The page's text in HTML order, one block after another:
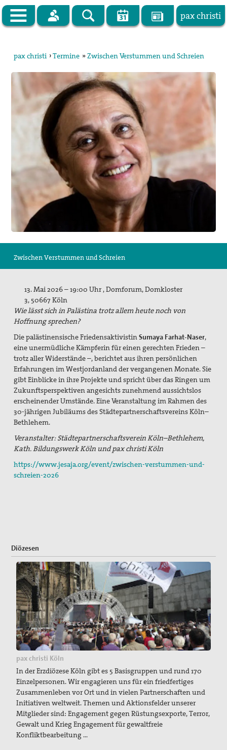
pax christi
Vor Ort
Themen
Kampagnen
Publikationen
Facebook
Kontakt
Impressum
pax christi ›Termine »Zwischen Verstummen und Schreien
Zwischen Verstummen und Schreien
13. Mai 2026 – 19:00 Uhr , Domforum, Domkloster
3, 50667 Köln
Wie lässt sich in Palästina trotz allem heute noch von
Hoffnung sprechen?
Die palästinensische FriedensaktivistinSumaya Farhat-Naser,
eine unermüdliche Kämpferin für einen gerechten Frieden –
trotz aller Widerstände –, berichtet aus ihren persönlichen
Erfahrungen im Westjordanland der vergangenen Monate. Sie
gibt Einblicke in ihre Projekte und spricht über das Ringen um
Zukunftsperspektiven angesichts zunehmend aussichtslos
erscheinender Umstände. Eine Veranstaltung im Rahmen des
30-jährigen Jubiläums des Städtepartnerschaftsvereins Köln–
Bethlehem.
Veranstalter: Städtepartnerschaftsverein Köln–Bethlehem,
Kath. Bildungswerk Köln und pax christi Köln
https://www.jesaja.org/event/zwischen-verstummen-und-
schreien-2026
Diözesen
pax christi Köln
In der Erzdiözese Köln gibt es 5 Basisgruppen und rund 170
Einzelpersonen. Wir engagieren uns für ein friedfertiges
Zusammenleben vor Ort und in vielen Partnerschaften und
Initiativen weltweit. Themen und Aktionsfelder unserer
Mitglieder sind: Engagement gegen Rüstungsexporte, Terror,
Gewalt und Krieg Engagement für gewaltfreie
Konfliktbearbeitung …